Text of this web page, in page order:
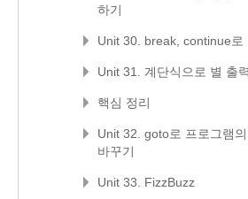
하기
Unit 30. break, continue로
Unit 31. 계단식으로 별 출
핵심 정리
Unit 32. goto로 프로그램
바꾸기
Unit 33. FizzBuzz